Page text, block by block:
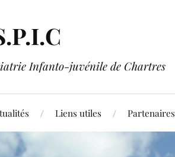
Infanto-juvénile de Chartres
Liens utiles Partenaires